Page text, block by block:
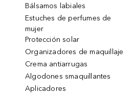
Bálsamos labiales
Estuches de perfumes de
mujer
Protección solar
Organizadores de maquillaje
Crema antiarrugas
Algodones smaquillantes
Aplicadores